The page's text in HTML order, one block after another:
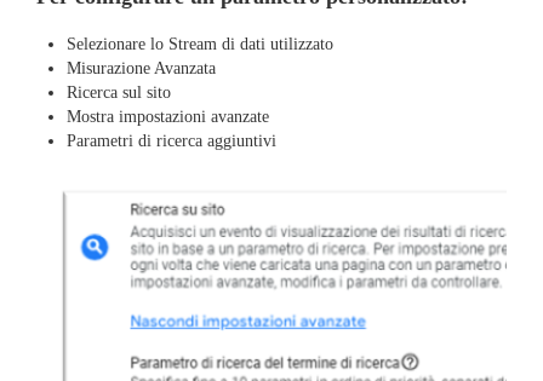
Selezionare lo Stream di dati utilizzato
Misurazione Avanzata
Ricerca sul sito
Mostra impostazioni avanzate
Parametri di ricerca aggiuntivi